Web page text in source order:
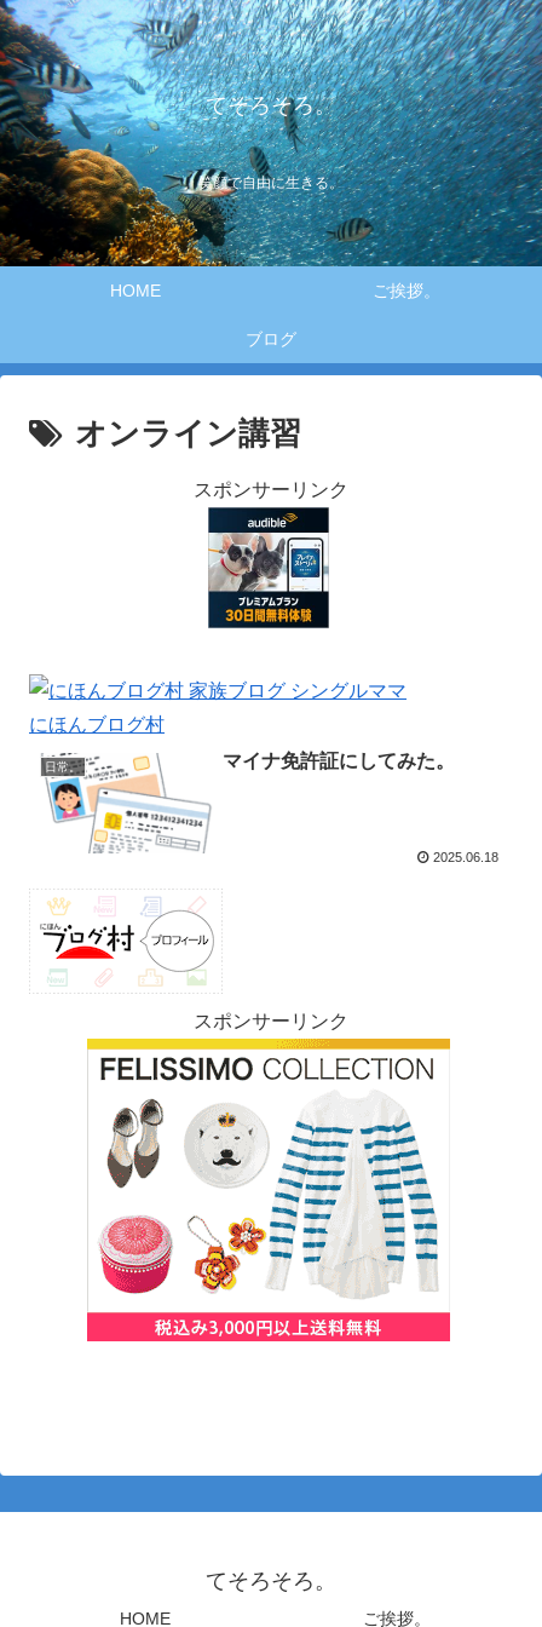
てそろそろ。
笑顔で自由に生きる。
HOME ご挨拶。
ブログ
オンライン講習
スポンサーリンク
にほんブログ村
日常。 マイナ免許証にしてみた。
2025.06.18
スポンサーリンク
てそろそろ。
HOME ご挨拶。